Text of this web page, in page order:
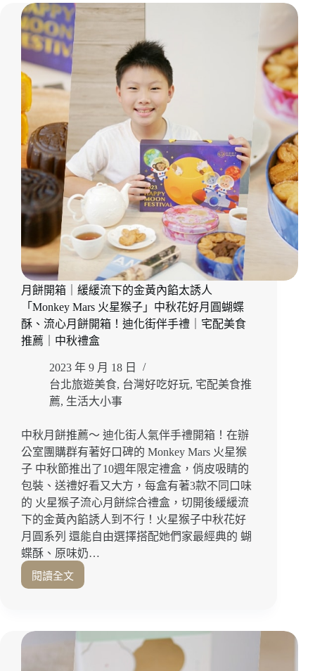
美
食
｜
視
覺
與
味
覺
極
致
饗
宴
「無
老
鍋
信
義
店」
銷
魂
八
秒
涮
和
獨
家
手
飲
通
通
別
錯
過！
台
北
鴛
鴦
鍋
推
信
月餅開箱｜緩緩流下的金黃內餡太誘人
「Monkey Mars 火星猴子」中秋花好月圓蝴蝶
酥、流心月餅開箱！迪化街伴手禮｜宅配美食
推薦｜中秋禮盒
2023 年 9 月 18 日
台北旅遊美食, 台灣好吃好玩, 宅配美食推
薦, 生活大小事
中秋月餅推薦～ 迪化街人氣伴手禮開箱！在辦
公室團購群有著好口碑的 Monkey Mars 火星猴
子 中秋節推出了10週年限定禮盒，俏皮吸睛的
包裝、送禮好看又大方，每盒有著3款不同口味
的 火星猴子流心月餅綜合禮盒，切開後緩緩流
下的金黃內餡誘人到不行！火星猴子中秋花好
月圓系列 還能自由選擇搭配她們家最經典的 蝴
蝶酥、原味奶…
閱讀全文
月